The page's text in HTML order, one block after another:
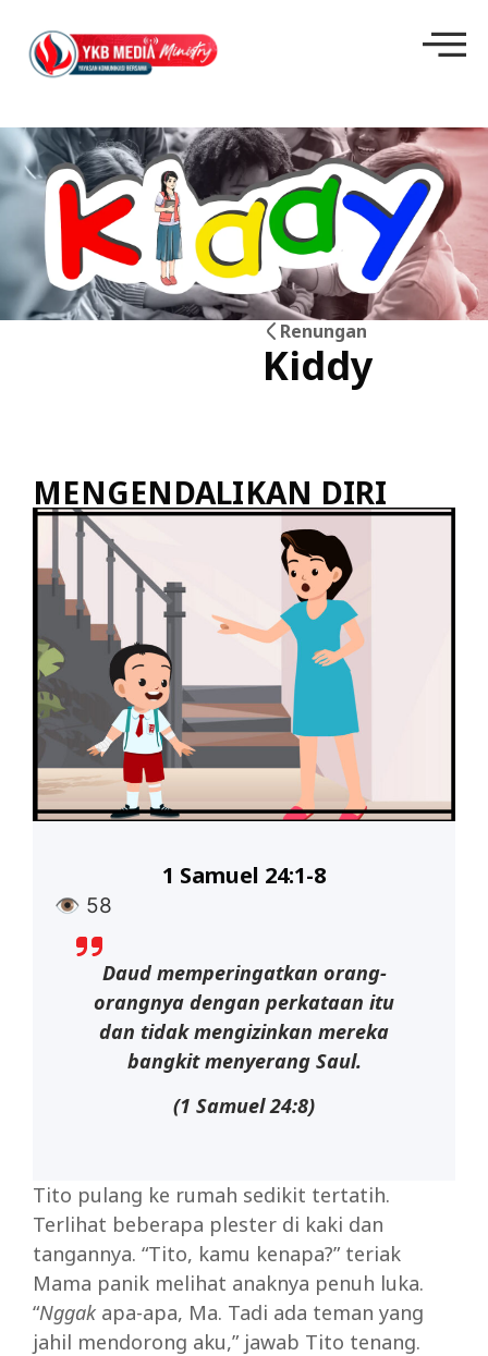
Renungan
Kiddy
MENGENDALIKAN DIRI
👁 58
1 Samuel 24:1-8
Daud memperingatkan orang-
orangnya dengan perkataan itu
dan tidak mengizinkan mereka
bangkit menyerang Saul.
(1 Samuel 24:8)
Tito pulang ke rumah sedikit tertatih.
Terlihat beberapa plester di kaki dan
tangannya. “Tito, kamu kenapa?” teriak
Mama panik melihat anaknya penuh luka.
“Nggak apa-apa, Ma. Tadi ada teman yang
jahil mendorong aku,” jawab Tito tenang.